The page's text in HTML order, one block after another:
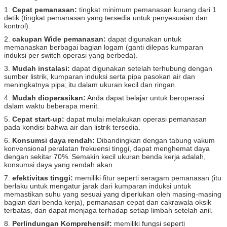
1. Cepat pemanasan: tingkat minimum pemanasan kurang dari 1
detik (tingkat pemanasan yang tersedia untuk penyesuaian dan
kontrol).
2. cakupan Wide pemanasan: dapat digunakan untuk
memanaskan berbagai bagian logam (ganti dilepas kumparan
induksi per switch operasi yang berbeda).
3. Mudah instalasi: dapat digunakan setelah terhubung dengan
sumber listrik, kumparan induksi serta pipa pasokan air dan
meningkatnya pipa; itu dalam ukuran kecil dan ringan.
4. Mudah dioperasikan: Anda dapat belajar untuk beroperasi
dalam waktu beberapa menit.
5. Cepat start-up: dapat mulai melakukan operasi pemanasan
pada kondisi bahwa air dan listrik tersedia.
6. Konsumsi daya rendah: Dibandingkan dengan tabung vakum
konvensional peralatan frekuensi tinggi, dapat menghemat daya
dengan sekitar 70%. Semakin kecil ukuran benda kerja adalah,
konsumsi daya yang rendah akan.
7. efektivitas tinggi: memiliki fitur seperti seragam pemanasan (itu
berlaku untuk mengatur jarak dari kumparan induksi untuk
memastikan suhu yang sesuai yang diperlukan oleh masing-masing
bagian dari benda kerja), pemanasan cepat dan cakrawala oksik
terbatas, dan dapat menjaga terhadap setiap limbah setelah anil.
8. Perlindungan Komprehensif: memiliki fungsi seperti